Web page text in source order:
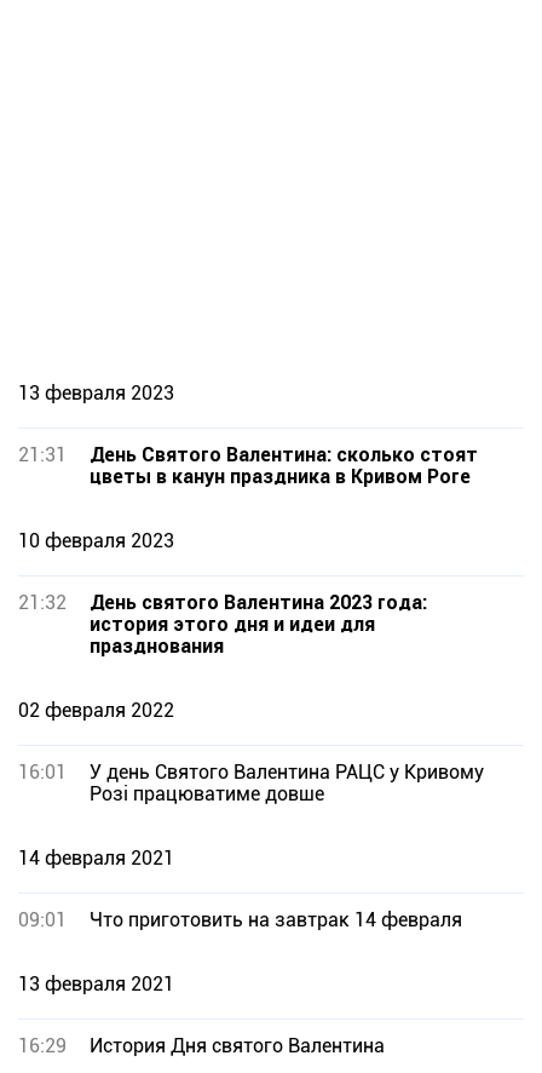
13 февраля 2023
21:31
День Святого Валентина: сколько стоят
цветы в канун праздника в Кривом Роге
10 февраля 2023
21:32
День святого Валентина 2023 года:
история этого дня и идеи для
празднования
02 февраля 2022
16:01
У день Святого Валентина РАЦС у Кривому
Розі працюватиме довше
14 февраля 2021
09:01 Что приготовить на завтрак 14 февраля
13 февраля 2021
16:29 История Дня святого Валентина